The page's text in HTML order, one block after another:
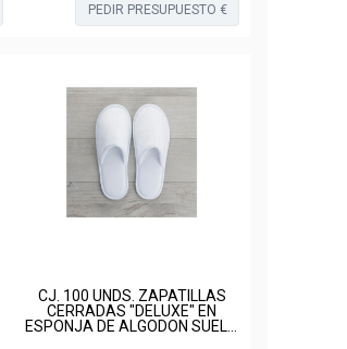
PEDIR PRESUPUESTO €
CJ. 100 UNDS. ZAPATILLAS
CERRADAS "DELUXE" EN
ESPONJA DE ALGODON SUELA